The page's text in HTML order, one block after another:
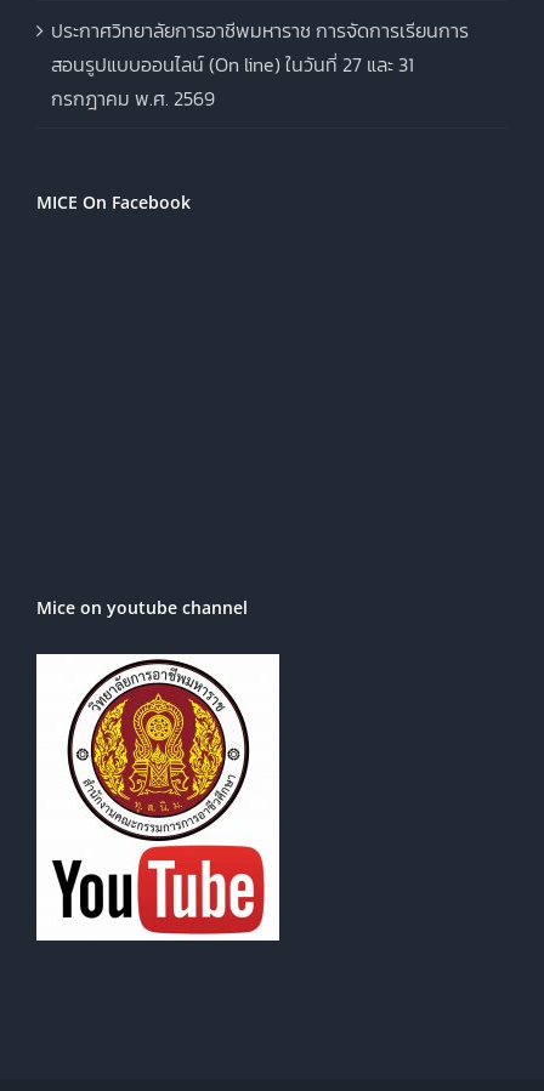
ประกาศวิทยาลัยการอาชีพมหาราช การจัดการเรียนการ
สอนรูปแบบออนไลน์ (On line) ในวันที่ 27 และ 31
กรกฎาคม พ.ศ. 2569
MICE On Facebook
Mice on youtube channel